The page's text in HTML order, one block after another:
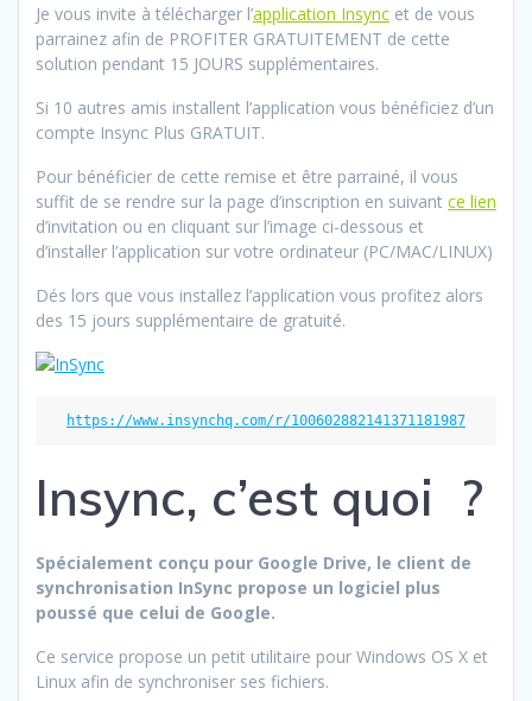
Je vous invite à télécharger l’application Insync et de vous
parrainez afin de PROFITER GRATUITEMENT de cette
solution pendant 15 JOURS supplémentaires.
Si 10 autres amis installent l’application vous bénéficiez d’un
compte Insync Plus GRATUIT.
Pour bénéficier de cette remise et être parrainé, il vous
suffit de se rendre sur la page d’inscription en suivant ce lien
d’invitation ou en cliquant sur l’image ci-dessous et
d’installer l’application sur votre ordinateur (PC/MAC/LINUX)
Dés lors que vous installez l’application vous profitez alors
des 15 jours supplémentaire de gratuité.
https://www.insynchq.com/r/100602882141371181987
Insync, c’est quoi ?
Spécialement conçu pour Google Drive, le client de
synchronisation InSync propose un logiciel plus
poussé que celui de Google.
Ce service propose un petit utilitaire pour Windows OS X et
Linux afin de synchroniser ses fichiers.